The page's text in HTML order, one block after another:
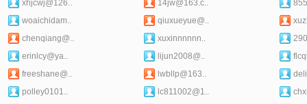
xhjcwj@126.. 14jw@163.c..
woaichidam..
qiuxueyue@..
chenqiang@..
xuxinnnnnn..
erinlcy@ya..
lijun2008@..
freeshane@..
lwbllp@163..
polley0101..
lc811002@1..